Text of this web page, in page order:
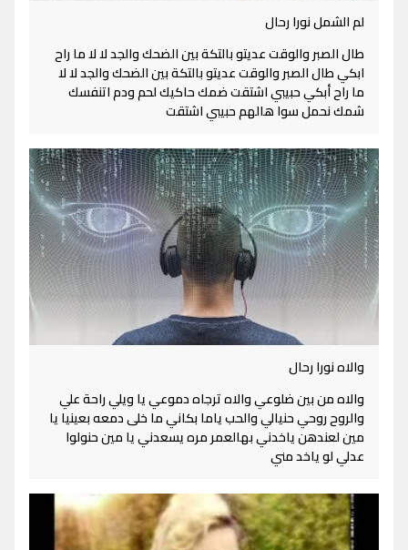
لم الشمل نورا رحال
طال الصبر والوقت عديتو بالتكة بين الضحك والجد لا لا ما راح
ابكي طال الصبر والوقت عديتو بالتكة بين الضحك والجد لا لا
ما راح أبكي حبيبي اشتقت ضمك حاكيك لحم ودم اتنفسك
شمك نحمل سوا هالهم حبيبي اشتقت
والاه نورا رحال
والاه من بين ضلوعي والاه ترجاه دموعي يا ويلي راحة علي
والروح روحي حنيالي والحب ياما بكاني ما خلى دمعه بعينيا يا
مين لعندهن ياخدني بهالعمر مره يسعدني يا مين حنولوا
عدلي لو ياخد مني